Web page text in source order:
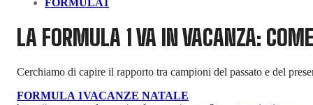
FORMULA1
LA FORMULA 1 VA IN VACANZA:
Cerchiamo di capire il rapporto tra campioni del passato e del
FORMULA 1VACANZE NATALE